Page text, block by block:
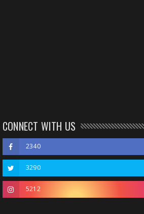
CONNECT WITH US
2340
3290
5212